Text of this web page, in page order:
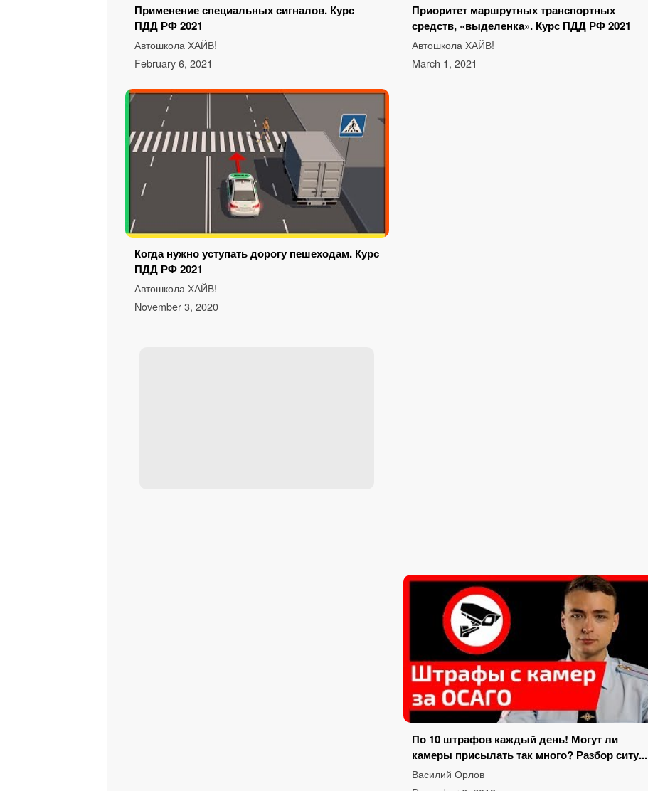
Применение специальных сигналов. Курс
ПДД РФ 2021
Автошкола ХАЙВ!
February 6, 2021
Приоритет маршрутных транспортных
средств, «выделенка». Курс ПДД РФ 2021
Автошкола ХАЙВ!
March 1, 2021
Когда нужно уступать дорогу пешеходам. Курс
ПДД РФ 2021
Автошкола ХАЙВ!
November 3, 2020
По 10 штрафов каждый день! Могут ли
камеры присылать так много? Разбор ситу...
Василий Орлов